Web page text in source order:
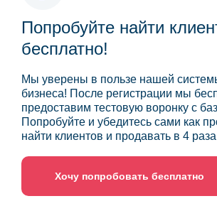
Попробуйте найти
бесплатно!
Мы уверены в пользе нашей
бизнеса! После регистрации мы
предоставим тестовую воронку с
Попробуйте и убедитесь сами как
найти клиентов и продавать в 4
Хочу попробовать бесплатно